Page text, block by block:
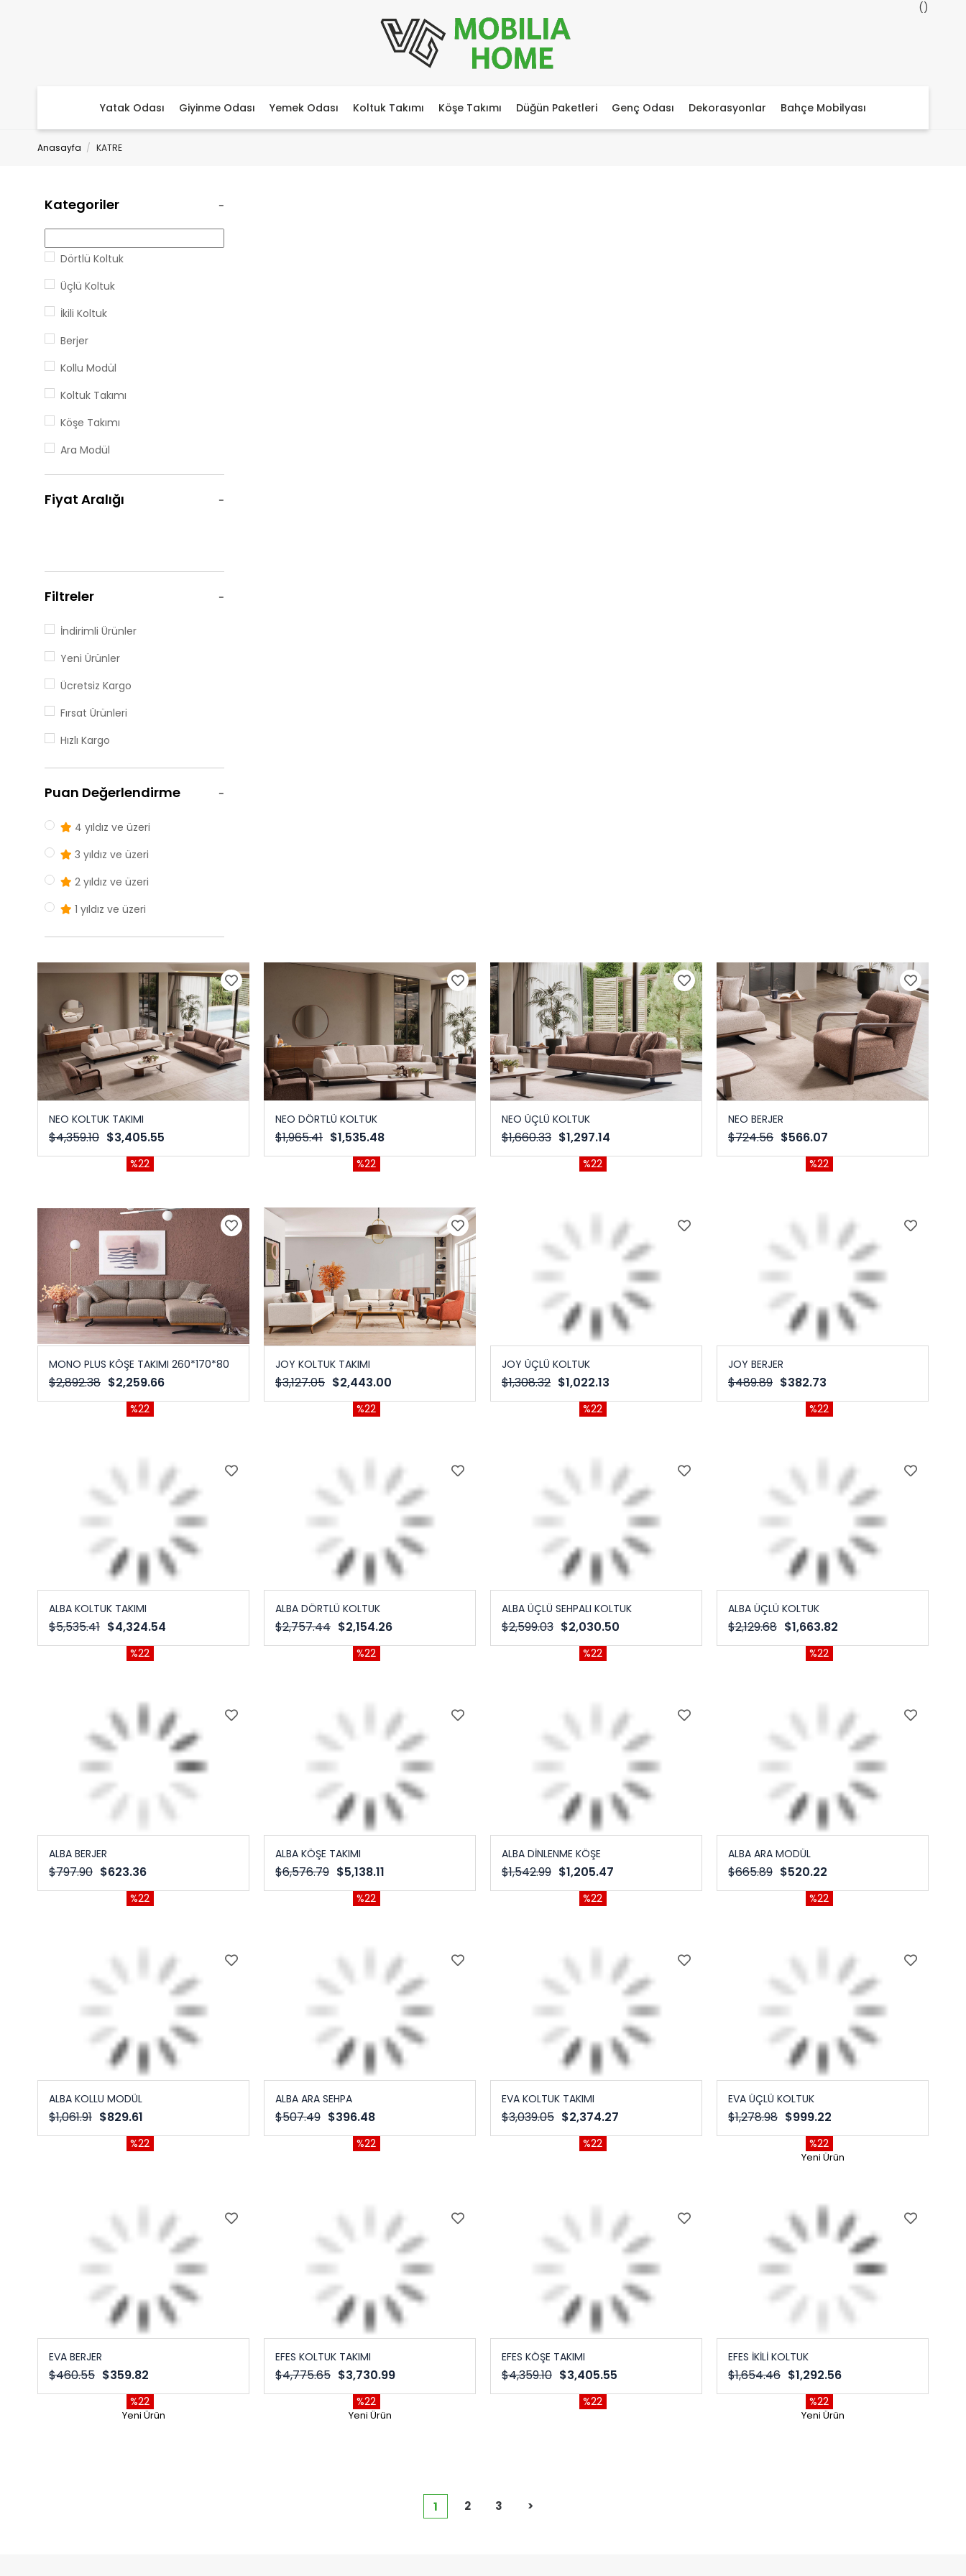
Yatak Odası Giyinme Odası Yemek Odası Koltuk Takımı Köşe Takımı Düğün Paketleri Genç Odası Dekorasyonlar Bahçe Mobilyası
Anasayfa KATRE
Kategoriler
Dörtlü Koltuk
Üçlü Koltuk
İkili Koltuk
Berjer
Kollu Modül
Koltuk Takımı
Köşe Takımı
Ara Modül
Köşe Modül
Relax Modül
Fiyat Aralığı
Filtreler
İndirimli Ürünler
Yeni Ürünler
Ücretsiz Kargo
Fırsat Ürünleri
Hızlı Kargo
Puan Değerlendirme
4 yıldız ve üzeri
3 yıldız ve üzeri
2 yıldız ve üzeri
1 yıldız ve üzeri
NEO KOLTUK TAKIMI
$3,405.55
$4,359.10
%22
NEO DÖRTLÜ KOLTUK
$1,535.48
$1,965.41
%22
NEO ÜÇLÜ KOLTUK
$1,297.14
$1,660.33
%22
NEO BERJER
$566.07
$724.56
%22
MONO PLUS KÖŞE TAKIMI 260*170*80
$2,259.66
$2,892.38
%22
JOY KOLTUK TAKIMI
$2,443.00
$3,127.05
%22
JOY ÜÇLÜ KOLTUK
$1,022.13
$1,308.32
%22
JOY BERJER
$382.73
$489.89
%22
ALBA KOLTUK TAKIMI
$4,324.54
$5,535.41
%22
ALBA DÖRTLÜ KOLTUK
$2,154.26
$2,757.44
%22
ALBA ÜÇLÜ SEHPALI KOLTUK
$2,030.50
$2,599.03
%22
ALBA ÜÇLÜ KOLTUK
$1,663.82
$2,129.68
%22
ALBA BERJER
$623.36
$797.90
%22
ALBA KÖŞE TAKIMI
$5,138.11
$6,576.79
%22
ALBA DİNLENME KÖŞE
$1,205.47
$1,542.99
%22
ALBA ARA MODÜL
$520.22
$665.89
%22
ALBA KOLLU MODÜL
$829.61
$1,061.91
%22
ALBA ARA SEHPA
$396.48
$507.49
%22
EVA KOLTUK TAKIMI
$2,374.27
$3,039.05
%22
EVA ÜÇLÜ KOLTUK
$999.22
$1,278.98
%22
Yeni Ürün
EVA BERJER
$359.82
$460.55
%22
Yeni Ürün
EFES KOLTUK TAKIMI
$3,730.99
$4,775.65
%22
Yeni Ürün
EFES KÖŞE TAKIMI
$3,405.55
$4,359.10
%22
EFES İKİLİ KOLTUK
$1,292.56
$1,654.46
%22
Yeni Ürün
1 2 3 >